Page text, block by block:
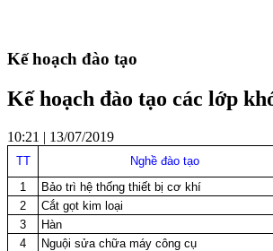
Kế hoạch đào tạo
Kế hoạch đào tạo các lớp
10:21 | 13/07/2019
TT Nghề đào tạo
1
Bảo trì hệ thống thiết bị cơ khí
2
Cắt gọt kim loại
3
Hàn
4
Nguội sửa chữa máy công cụ